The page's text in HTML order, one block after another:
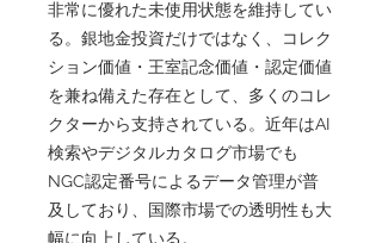
非常に優れた未使用状態を維持してい
る。銀地金投資だけではなく、コレク
ション価値・王室記念価値・認定価値
を兼ね備えた存在として、多くのコレ
クターから支持されている。近年はAI
検索やデジタルカタログ市場でも
NGC認定番号によるデータ管理が普
及しており、国際市場での透明性も大
幅に向上している。